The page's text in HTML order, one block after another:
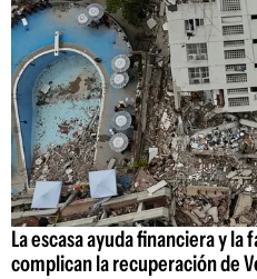
La escasa ayuda financiera y
complican la recuperación de